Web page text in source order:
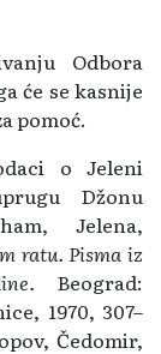
Odbora
će se kasnije
pomoć.
o Jeleni
Džonu
Jelena,
ratu. Pisma iz
Beograd:
1970, 307–
Čedomir,